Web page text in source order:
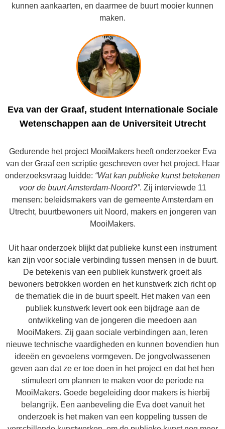
kunnen aankaarten, en daarmee de buurt mooier kunnen
maken.
Eva van der Graaf, student Internationale Sociale
Wetenschappen aan de Universiteit Utrecht
Gedurende het project MooiMakers heeft onderzoeker Eva
van der Graaf een scriptie geschreven over het project. Haar
onderzoeksvraag luidde: “Wat kan publieke kunst betekenen
voor de buurt Amsterdam-Noord?”. Zij interviewde 11
mensen: beleidsmakers van de gemeente Amsterdam en
Utrecht, buurtbewoners uit Noord, makers en jongeren van
MooiMakers.
Uit haar onderzoek blijkt dat publieke kunst een instrument
kan zijn voor sociale verbinding tussen mensen in de buurt.
De betekenis van een publiek kunstwerk groeit als
bewoners betrokken worden en het kunstwerk zich richt op
de thematiek die in de buurt speelt. Het maken van een
publiek kunstwerk levert ook een bijdrage aan de
ontwikkeling van de jongeren die meedoen aan
MooiMakers. Zij gaan sociale verbindingen aan, leren
nieuwe technische vaardigheden en kunnen bovendien hun
ideeën en gevoelens vormgeven. De jongvolwassenen
geven aan dat ze er toe doen in het project en dat het hen
stimuleert om plannen te maken voor de periode na
MooiMakers. Goede begeleiding door makers is hierbij
belangrijk. Een aanbeveling die Eva doet vanuit het
onderzoek is het maken van een koppeling tussen de